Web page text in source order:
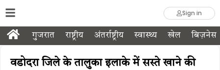
Sign in
गुजरात राष्ट्रीय अंतर्राष्ट्रीय स्वास्थ्य खेल बिज़नेस
वडोदरा जिले के तालुका इलाके में सस्ते खाने की